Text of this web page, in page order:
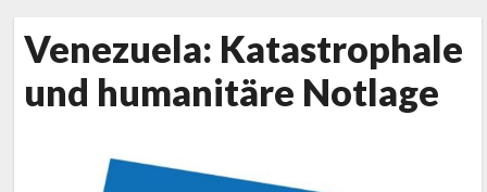
Venezuela: Katastrophale
und humanitäre Notlage